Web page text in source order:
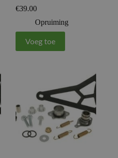
€39.00
Opruiming
Voeg toe